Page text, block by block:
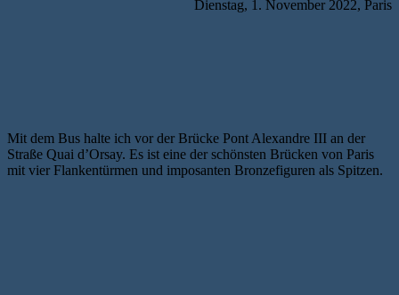
Dienstag, 1. November 2022, Paris
Mit dem Bus halte ich vor der Brücke Pont Alexandre III an der
Straße Quai d’Orsay. Es ist eine der schönsten Brücken von Paris
mit vier Flankentürmen und imposanten Bronzefiguren als Spitzen.